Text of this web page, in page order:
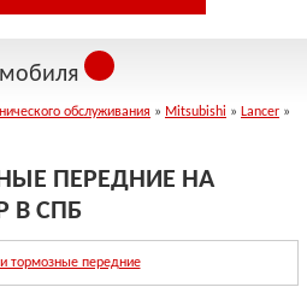
обслуживания » Mitsubishi » Lancer »
ПЕРЕДНИЕ НА
В СПБ